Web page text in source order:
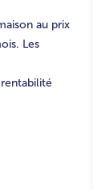
au prix
Les